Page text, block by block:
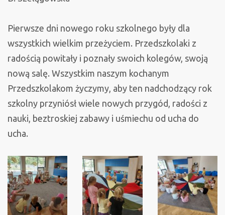
Pierwsze dni nowego roku szkolnego były dla
wszystkich wielkim przeżyciem. Przedszkolaki z
radością powitały i poznały swoich kolegów, swoją
nową salę. Wszystkim naszym kochanym
Przedszkolakom życzymy, aby ten nadchodzący rok
szkolny przyniósł wiele nowych przygód, radości z
nauki, beztroskiej zabawy i uśmiechu od ucha do
ucha.